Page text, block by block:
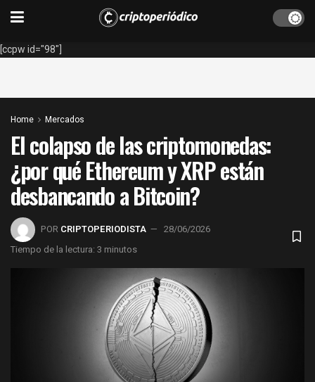
[ccpw id="98"]
Home Mercados
El colapso de las criptomonedas:
¿por qué Ethereum y XRP están
desbancando a Bitcoin?
POR CRIPTOPERIODISTA
28/06/2026
Tiempo de la lectura: 3 minutos